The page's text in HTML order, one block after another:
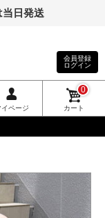
日発送
会員登録
ログイン
イページ カート
0